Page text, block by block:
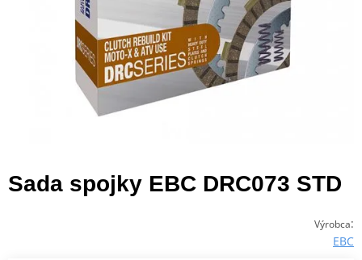
Sada spojky EBC DRC073 STD
Výrobca:
EBC